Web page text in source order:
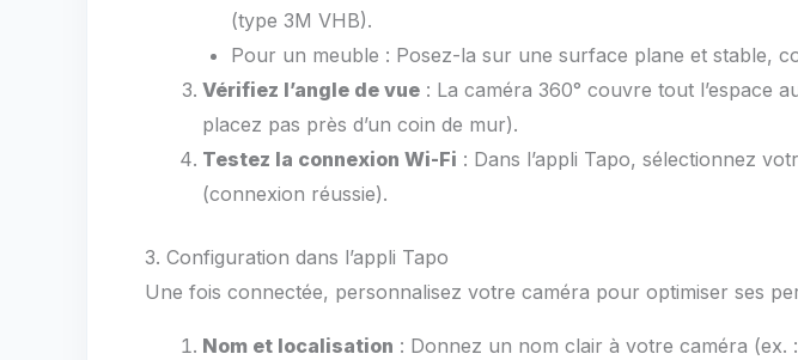
(type 3M VHB).
Pour un meuble : Posez-la sur une surface plane et stable,
Vérifiez l’angle de vue : La caméra 360° couvre tout l’espace
placez pas près d’un coin de mur).
Testez la connexion Wi-Fi : Dans l’appli Tapo, sélectionnez
(connexion réussie).
3. Configuration dans l’appli Tapo
Une fois connectée, personnalisez votre caméra pour optimiser ses
Nom et localisation : Donnez un nom clair à votre caméra